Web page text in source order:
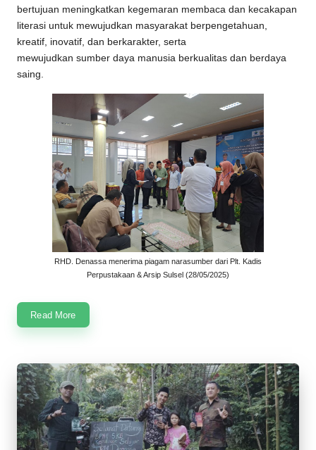
bertujuan meningkatkan kegemaran membaca dan kecakapan
literasi untuk mewujudkan masyarakat berpengetahuan,
kreatif, inovatif, dan berkarakter, serta
mewujudkan sumber daya manusia berkualitas dan berdaya
saing.
RHD. Denassa menerima piagam narasumber dari Plt. Kadis
Perpustakaan & Arsip Sulsel (28/05/2025)
Read More